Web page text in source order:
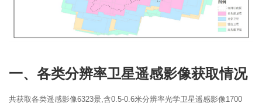
一、各类分辨率卫星遥感影像获取情况
共获取各类遥感影像6323景,含0.5-0.6米分辨率光学卫星遥感影像1700